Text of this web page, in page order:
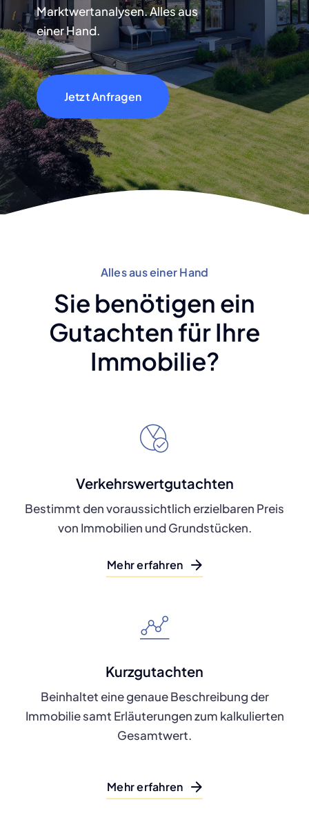
Marktwertanalysen. Alles aus
einer Hand.
Jetzt Anfragen
Alles aus einer Hand
Sie benötigen ein
Gutachten für Ihre
Immobilie?
Verkehrswertgutachten
Bestimmt den voraussichtlich erzielbaren Preis
von Immobilien und Grundstücken.
Mehr erfahren
Kurzgutachten
Beinhaltet eine genaue Beschreibung der
Immobilie samt Erläuterungen zum kalkulierten
Gesamtwert.
Mehr erfahren